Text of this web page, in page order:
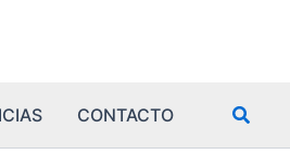
CONTACTO